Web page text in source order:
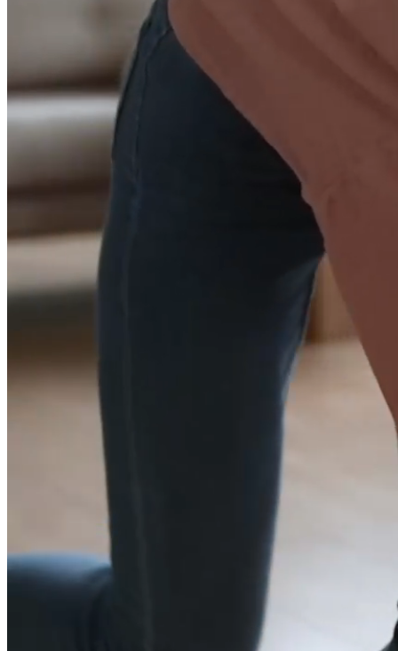
Bitte die für das Benutzerkonto hinterlegte E-Mail-Adresse
E-Mail-Adresse
Senden
Wohnungssuche